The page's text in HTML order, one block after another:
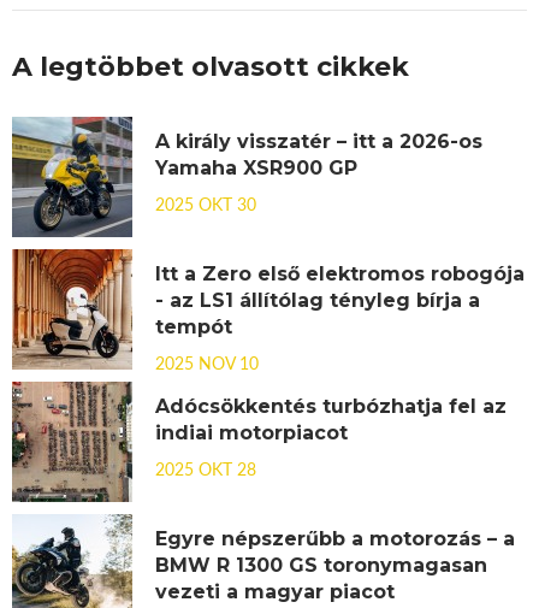
A legtöbbet olvasott cikkek
A király visszatér – itt a 2026-os
Yamaha XSR900 GP
2025 OKT 30
Itt a Zero első elektromos robogója
- az LS1 állítólag tényleg bírja a
tempót
2025 NOV 10
Adócsökkentés turbózhatja fel az
indiai motorpiacot
2025 OKT 28
Egyre népszerűbb a motorozás – a
BMW R 1300 GS toronymagasan
vezeti a magyar piacot